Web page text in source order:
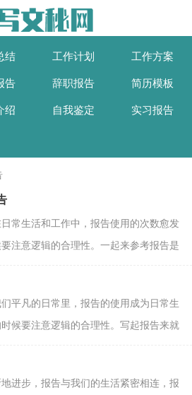
结 工作计划 工作方案
告 辞职报告 简历模板
绍 自我鉴定 实习报告
常生活和工作中，报告使用的次数愈发
注意逻辑的合理性。一起来参考报告是
平凡的日常里，报告的使用成为日常生
候要注意逻辑的合理性。写起报告来就
进步，报告与我们的生活紧密相连，报